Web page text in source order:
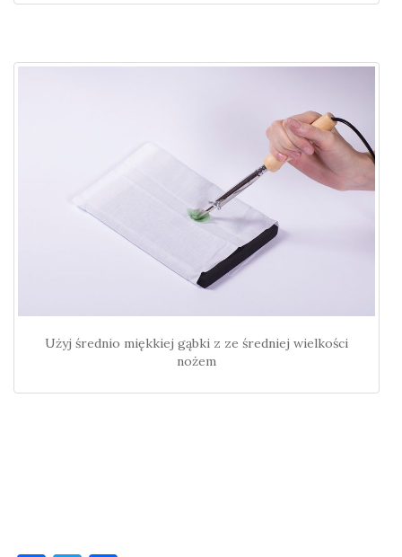
Użyj średnio miękkiej gąbki z ze średniej wielkości
nożem